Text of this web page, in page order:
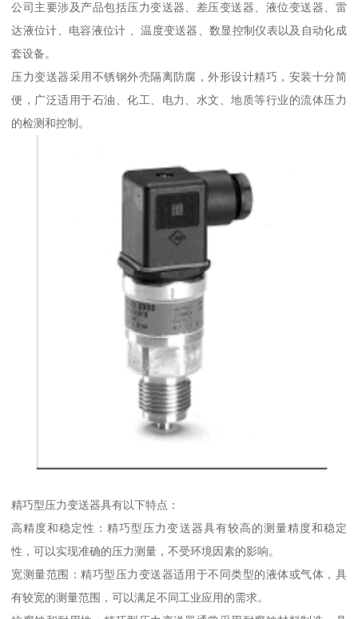
公司主要涉及产品包括压力变送器、差压变送器、液位变送器、雷
达液位计、电容液位计 、温度变送器、数显控制仪表以及自动化成
套设备。
压力变送器采用不锈钢外壳隔离防腐，外形设计精巧，安装十分简
便，广泛适用于石油、化工、电力、水文、地质等行业的流体压力
的检测和控制。
精巧型压力变送器具有以下特点：
高精度和稳定性：精巧型压力变送器具有较高的测量精度和稳定
性，可以实现准确的压力测量，不受环境因素的影响。
宽测量范围：精巧型压力变送器适用于不同类型的液体或气体，具
有较宽的测量范围，可以满足不同工业应用的需求。